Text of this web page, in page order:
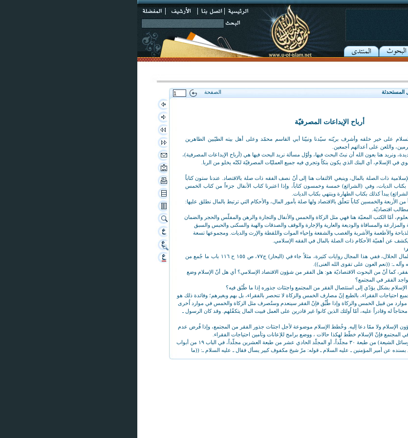
المستحدثة الصفحة
أرباح الإيداعات المصرفيّة
على خير خلقه وأشرف بريّته سيّدنا ونبيّنا أبي القاسم محمّد وعلى أهل بيته الطيّبين الطاهرين
واللعن على أعدائهم أجمعين.
ونريد هنا بعون الله أن نبتّ البحث فيها، وأوّل مسألة نريد البحث فيها هي (أرباح الإيداعات المصرفية)،
في الإسلام، أي البنك الذي يكون بنكاً وتجري فيه جميع العمليّات المصرفيّة لكنّه يخلو من الربا.
ذات الصلة بالمال، وينبغي الالتفات هنا إلى أنّ نصف الفقه ذات صلة بالاقتصاد. عندنا ستون كتاباً
بكتاب الديات، وفي (الشرائع) خمسة وخمسون كتاباً، وإذا اعتبرنا كتاب الأنفال جزءاً من كتاب الخمس
يبدأ كذلك بكتاب الطهارة وينتهي بكتاب الديات.
والخمسين كتاباً تتعلّق بالاقتصاد ولها صلة بأمور المال، والأحكام التي ترتبط بالمال نطلق عليها:
اقتصاديّة.
أمّا الكتب المعنيّة هنا فهي مثل الزكاة والخمس والأنفال والتجارة والرهن والمفلّس والحجر والضمان
والمساقاة والوديعة والعارية والإجارة والوقف والصدقات والهبة والسكنى والحبس والسبق
والأطعمة والأشربة والغصب والشفعة وإحياء الموات واللقطة والإرث والديات. ومجموعها تسعة
يكشف عن أهميّة الأحكام ذات الصلة بالمال في الفقه الإسلامي.
والمطلب الآخر هو تمجيد الإسلام للمال الحلال، ففي هذا المجال روايات كثيرة، مثلاً جاء في (البحار) ج٧٧، ص ١٥٥ ح ١١٦ باب ما جُمع من
ـ: ((نعم العون على تقوى الله الغنى)).
كما أنّ من البحوث الاقتصاديّة هو: هل الفقر من شؤون الاقتصاد الإسلامي؟ أي هل أنّ الإسلام وضع
الفقر في المجتمع؟
بشكل يؤدّي إلى استئصال الفقر من المجتمع واجتثاث جذوره إذا ما طُبّق فيه؟
احتياجات الفقراء، بالطبع إنّ مصارف الخمس والزكاة لا تنحصر بالفقراء، بل بهم وبغيرهم؛ وفائدة ذلك هو
موارد من قبيل الخمس والزكاة وإذا طُبِّق فإنّ الفقر سينعدم وستُصرف مثل الزكاة والخمس في موارد اُخرى
له وقادراً عليه، أمّا اُولئك الذين كانوا غير قادرين على العمل فبيت المال يتكفّلهم. وقد كان الرسول ـ
الإسلام ولا ممّا دعا إليه. وخُطط الإسلام موضوعة لأجل اجتثاث جذور الفقر من المجتمع، وإذا فُرض عدم
المجتمع فإنّ الإسلام خطّط لهكذا حالات ، ووضع برامج للإعانات وتأمين احتياجات الفقراء.
جاء في المجلّد الخامس عشر من (وسائل الشيعة) من طبعة ٣٠ مجلّداً، أو المجلّد الحادي عشر من طبعة العشرين مجلّداً، في الباب ١٩ من أبواب
عن أمير المؤمنين ـ عليه السلام ـ قوله: مرّ شيخ مكفوف كبير يسأل فقال ـ عليه السلام ـ: ((ما
فقال: ((استعملتموه حتى إذا كبر وإذا عجز منعتموه، أنفقوا عليه من بيت المال)).
على التكافل الاجتماعي، أي أنّ بيت المال يتكفّل مَن عجز وأصبح غير قادر على العمل، كما أنّه يدلّ على